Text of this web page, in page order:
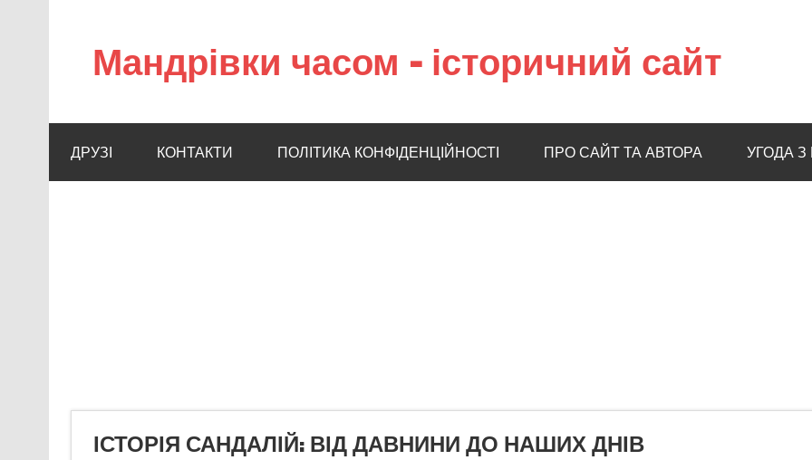
Мандрівки часом – історичний сайт
ДРУЗІ КОНТАКТИ ПОЛІТИКА КОНФІДЕНЦІЙНОСТІ ПРО САЙТ ТА АВТОРА УГОДА
ІСТОРІЯ САНДАЛІЙ: ВІД ДАВНИНИ ДО НАШИХ ДНІВ